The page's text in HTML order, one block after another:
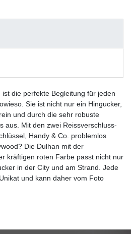
die perfekte Begleitung für jeden
Sie ist nicht nur ein Hingucker,
und durch die sehr robuste
aus. Mit den zwei Reissverschluss-
Handy & Co. problemlos
Die Dulhan mit der
kräftigen roten Farbe passt nicht nur
in der City und am Strand. Jede
und kann daher vom Foto